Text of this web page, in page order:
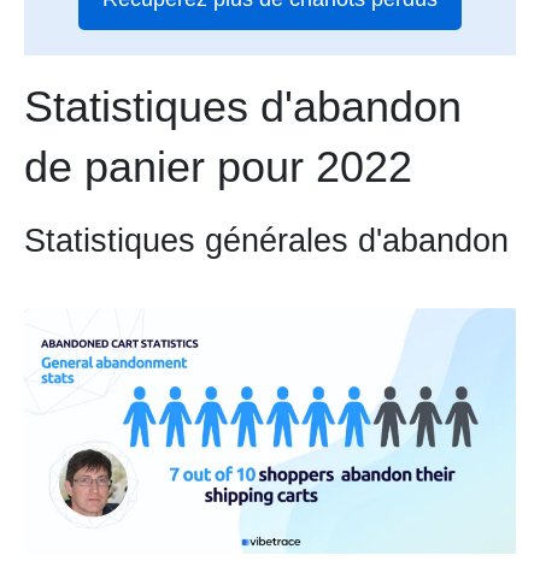
Statistiques d'abandon
de panier pour 2022
Statistiques générales d'abandon